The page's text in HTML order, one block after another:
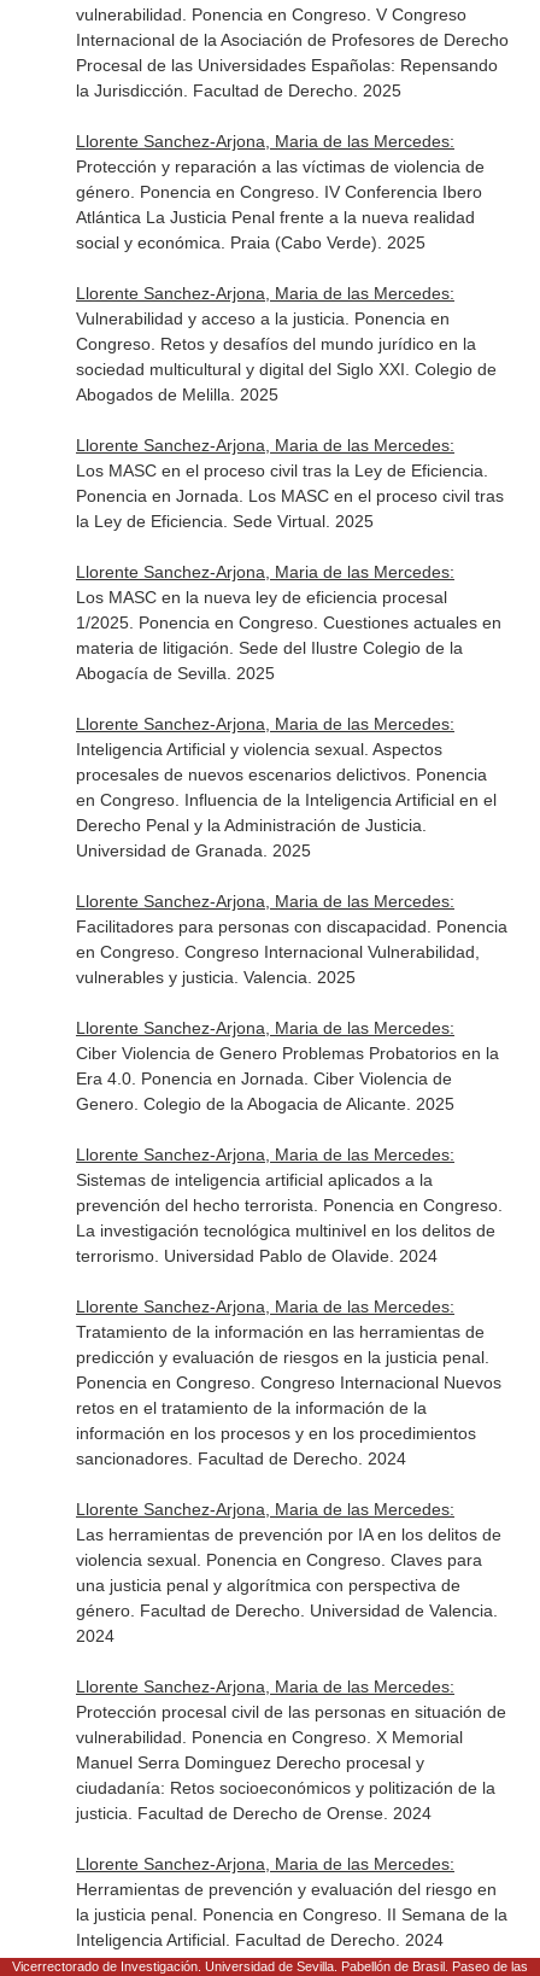
vulnerabilidad. Ponencia en Congreso. V Congreso
Internacional de la Asociación de Profesores de Derecho
Procesal de las Universidades Españolas: Repensando
la Jurisdicción. Facultad de Derecho. 2025
Llorente Sanchez-Arjona, Maria de las Mercedes:
Protección y reparación a las víctimas de violencia de
género. Ponencia en Congreso. IV Conferencia Ibero
Atlántica La Justicia Penal frente a la nueva realidad
social y económica. Praia (Cabo Verde). 2025
Llorente Sanchez-Arjona, Maria de las Mercedes:
Vulnerabilidad y acceso a la justicia. Ponencia en
Congreso. Retos y desafíos del mundo jurídico en la
sociedad multicultural y digital del Siglo XXI. Colegio de
Abogados de Melilla. 2025
Llorente Sanchez-Arjona, Maria de las Mercedes:
Los MASC en el proceso civil tras la Ley de Eficiencia.
Ponencia en Jornada. Los MASC en el proceso civil tras
la Ley de Eficiencia. Sede Virtual. 2025
Llorente Sanchez-Arjona, Maria de las Mercedes:
Los MASC en la nueva ley de eficiencia procesal
1/2025. Ponencia en Congreso. Cuestiones actuales en
materia de litigación. Sede del Ilustre Colegio de la
Abogacía de Sevilla. 2025
Llorente Sanchez-Arjona, Maria de las Mercedes:
Inteligencia Artificial y violencia sexual. Aspectos
procesales de nuevos escenarios delictivos. Ponencia
en Congreso. Influencia de la Inteligencia Artificial en el
Derecho Penal y la Administración de Justicia.
Universidad de Granada. 2025
Llorente Sanchez-Arjona, Maria de las Mercedes:
Facilitadores para personas con discapacidad. Ponencia
en Congreso. Congreso Internacional Vulnerabilidad,
vulnerables y justicia. Valencia. 2025
Llorente Sanchez-Arjona, Maria de las Mercedes:
Ciber Violencia de Genero Problemas Probatorios en la
Era 4.0. Ponencia en Jornada. Ciber Violencia de
Genero. Colegio de la Abogacia de Alicante. 2025
Llorente Sanchez-Arjona, Maria de las Mercedes:
Sistemas de inteligencia artificial aplicados a la
prevención del hecho terrorista. Ponencia en Congreso.
La investigación tecnológica multinivel en los delitos de
terrorismo. Universidad Pablo de Olavide. 2024
Llorente Sanchez-Arjona, Maria de las Mercedes:
Tratamiento de la información en las herramientas de
predicción y evaluación de riesgos en la justicia penal.
Ponencia en Congreso. Congreso Internacional Nuevos
retos en el tratamiento de la información de la
información en los procesos y en los procedimientos
sancionadores. Facultad de Derecho. 2024
Llorente Sanchez-Arjona, Maria de las Mercedes:
Las herramientas de prevención por IA en los delitos de
violencia sexual. Ponencia en Congreso. Claves para
una justicia penal y algorítmica con perspectiva de
género. Facultad de Derecho. Universidad de Valencia.
2024
Llorente Sanchez-Arjona, Maria de las Mercedes:
Protección procesal civil de las personas en situación de
vulnerabilidad. Ponencia en Congreso. X Memorial
Manuel Serra Dominguez Derecho procesal y
ciudadanía: Retos socioeconómicos y politización de la
justicia. Facultad de Derecho de Orense. 2024
Llorente Sanchez-Arjona, Maria de las Mercedes:
Herramientas de prevención y evaluación del riesgo en
la justicia penal. Ponencia en Congreso. II Semana de la
Inteligencia Artificial. Facultad de Derecho. 2024
Vicerrectorado de Investigación. Universidad de Sevilla. Pabellón de Brasil. Paseo de las